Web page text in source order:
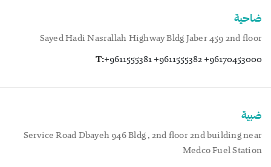
ضاحية
Sayed Hadi Nasrallah Highway Bldg Jaber 459 2nd floor
T:+9611555381 +9611555382 +96170453000
ضبية
Service Road Dbayeh 946 Bldg , 2nd floor 2nd building near
Medco Fuel Station